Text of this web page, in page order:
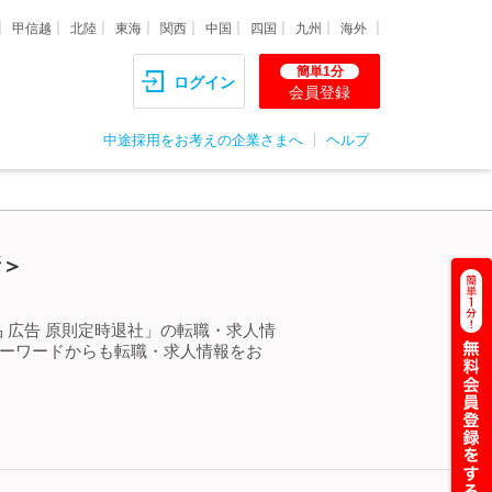
甲信越 北陸 東海 関西 中国 四国 九州 海外
ログイン
簡単1分
会員登録
中途採用をお考えの企業さまへ ヘルプ
告 原則定時退社」の転職・求人情
ワードからも転職・求人情報をお